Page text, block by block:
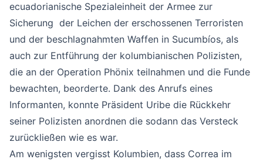
ecuadorianische Spezialeinheit der Armee zur
Sicherung der Leichen der erschossenen Terroristen
und der beschlagnahmten Waffen in Sucumbíos, als
auch zur Entführung der kolumbianischen Polizisten,
die an der Operation Phönix teilnahmen und die Funde
bewachten, beorderte. Dank des Anrufs eines
Informanten, konnte Präsident Uribe die Rückkehr
seiner Polizisten anordnen die sodann das Versteck
zurückließen wie es war.
Am wenigsten vergisst Kolumbien, dass Correa im